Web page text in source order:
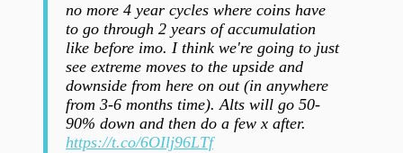
no more 4 year cycles where coins have
to go through 2 years of accumulation
like before imo. I think we're going to just
see extreme moves to the upside and
downside from here on out (in anywhere
from 3-6 months time). Alts will go 50-
90% down and then do a few x after.
https://t.co/6OIlj96LTf